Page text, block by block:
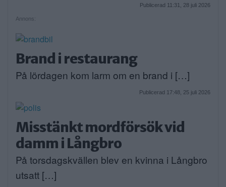
Publicerad 11:31, 28 juli 2026
Annons:
Brand i restaurang
På lördagen kom larm om en brand i […]
Publicerad 17:48, 25 juli 2026
Misstänkt mordförsök vid
damm i Långbro
På torsdagskvällen blev en kvinna i Långbro
utsatt […]